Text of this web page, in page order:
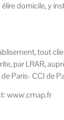
domicile, y
par LRAR,
Paris- CCI de
www.cmap.fr